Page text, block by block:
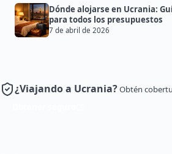
Dónde alojarse en Ucrania:
para todos los presupuestos
7 de abril de 2026
¿Viajando a Ucrania?Obtén